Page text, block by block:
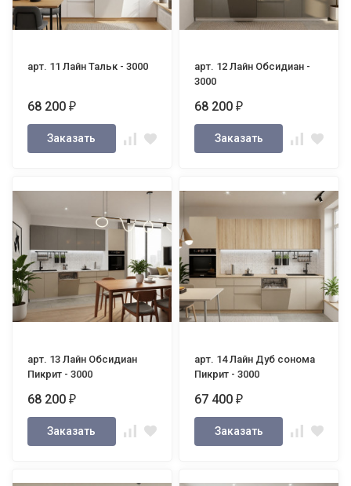
арт. 11 Лайн Тальк - 3000
68 200₽
Заказать
арт. 12 Лайн Обсидиан -
3000
68 200₽
Заказать
арт. 13 Лайн Обсидиан
Пикрит - 3000
68 200₽
Заказать
арт. 14 Лайн Дуб сонома
Пикрит - 3000
67 400₽
Заказать